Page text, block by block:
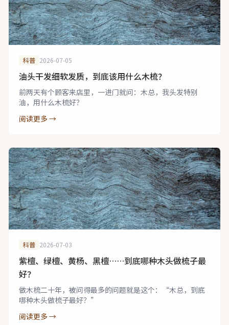
科普 2026-07-05
油头干发细软发质，到底该用什么木梳？
前两天有个顾客来店里，一进门就问：木总，我头发特别
油，用什么木梳好？
阅读更多 →
科普 2026-07-03
紫檀、绿檀、黄杨、黑檀……到底哪种木头做梳子最
好？
做木梳二十年，被问得最多的问题就是这个：“木总，到底
哪种木头做梳子最好？”
阅读更多 →